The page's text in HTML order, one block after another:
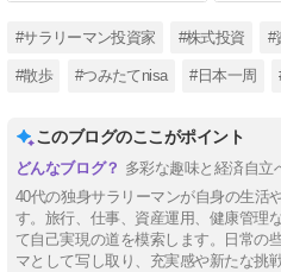
#サラリーマン投資家 #株式投資 #
#散歩 #つみたてnisa #日本一周
このブログのここがポイント
多彩な趣味と経済自立
40代の独身サラリーマンが自身の生活
す。旅行、仕事、資産運用、健康管理
て自己実現の道を模索します。日常の
マとして写し取り、充実感や新たな挑